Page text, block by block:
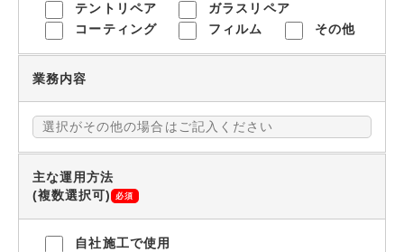
テントリペア
ガラスリペア
コーティング
フィルム その他
業務内容
主な運用方法
(複数選択可) 必須
自社施工で使用